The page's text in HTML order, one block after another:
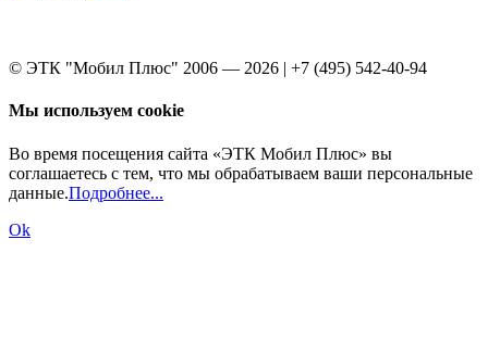
© ЭТК "Мобил Плюс" 2006 — 2026 | +7 (495) 542-40-94
Мы используем cookie
Во время посещения сайта «ЭТК Мобил Плюс» вы
соглашаетесь с тем, что мы обрабатываем ваши персональные
данные.Подробнее...
Ok